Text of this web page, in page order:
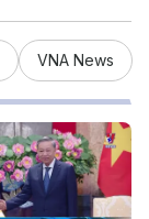
VNA News